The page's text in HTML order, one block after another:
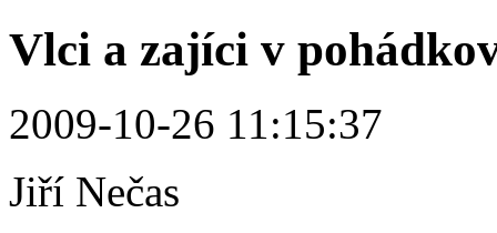
Vlci a zajíci v
2009-10-26 11:15:37
Jiří Nečas